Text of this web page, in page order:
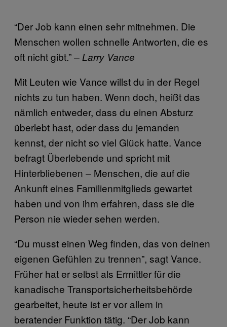
“Der Job kann einen sehr mitnehmen. Die
Menschen wollen schnelle Antworten, die es
oft nicht gibt.”– Larry Vance
Mit Leuten wie Vance willst du in der Regel
nichts zu tun haben. Wenn doch, heißt das
nämlich entweder, dass du einen Absturz
überlebt hast, oder dass du jemanden
kennst, der nicht so viel Glück hatte. Vance
befragt Überlebende ­und spricht mit
Hinterbliebenen – Menschen, die auf die
Ankunft eines Familienmitglieds gewartet
haben und von ihm erfahren, dass sie die
Person nie wieder sehen werden.
“Du musst einen Weg finden, das von deinen
eigenen Gefühlen zu trennen”, sagt Vance.
Früher hat er selbst als Ermittler für die
kanadische Transportsicherheitsbehörde
gearbeitet, heute ist er vor allem in
beratender Funktion tätig. “Der Job kann